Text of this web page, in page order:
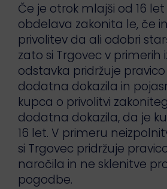
Če je otrok mlajši od 16
obdelava zakonita le, če
privolitev da ali odobri
zato si Trgovec v primerih
odstavka pridržuje
dodatna dokazila in
kupca o privolitvi
dodatna dokazila, da je
16 let. V primeru
si Trgovec pridržuje
naročila in ne sklenitve
pogodbe.